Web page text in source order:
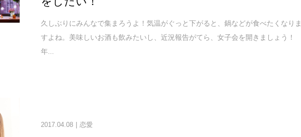
久しぶりにみんなで集まろうよ！気温がぐっと下がると、鍋などが食べたくなりま
すよね。美味しいお酒も飲みたいし、近況報告がてら、女子会を開きましょう！
年...
2017.04.08 恋愛